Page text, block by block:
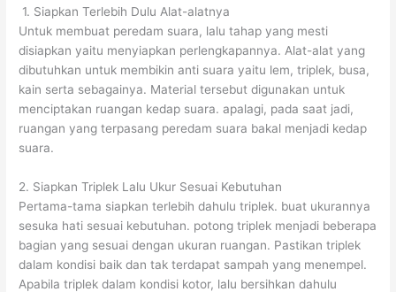
1. Siapkan Terlebih Dulu Alat-alatnya
Untuk membuat peredam suara, lalu tahap yang mesti
disiapkan yaitu menyiapkan perlengkapannya. Alat-alat yang
dibutuhkan untuk membikin anti suara yaitu lem, triplek, busa,
kain serta sebagainya. Material tersebut digunakan untuk
menciptakan ruangan kedap suara. apalagi, pada saat jadi,
ruangan yang terpasang peredam suara bakal menjadi kedap
suara.
2. Siapkan Triplek Lalu Ukur Sesuai Kebutuhan
Pertama-tama siapkan terlebih dahulu triplek. buat ukurannya
sesuka hati sesuai kebutuhan. potong triplek menjadi beberapa
bagian yang sesuai dengan ukuran ruangan. Pastikan triplek
dalam kondisi baik dan tak terdapat sampah yang menempel.
Apabila triplek dalam kondisi kotor, lalu bersihkan dahulu